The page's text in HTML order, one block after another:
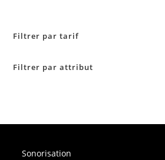
Filtrer par tarif
Filtrer par attribut
Sonorisation